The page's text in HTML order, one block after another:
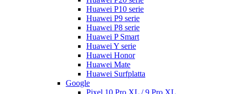
Huawei P10 serie
Huawei P9 serie
Huawei P8 serie
Huawei P Smart
Huawei Y serie
Huawei Honor
Huawei Mate
Huawei Surfplatta
Google
Pixel 10 Pro XL / 9 Pro XL